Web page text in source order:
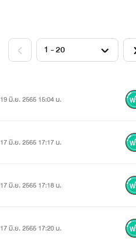
19 มิ.ย. 2565 15:04 น.
17 มิ.ย. 2565 17:17 น.
17 มิ.ย. 2565 17:18 น.
17 มิ.ย. 2565 17:20 น.